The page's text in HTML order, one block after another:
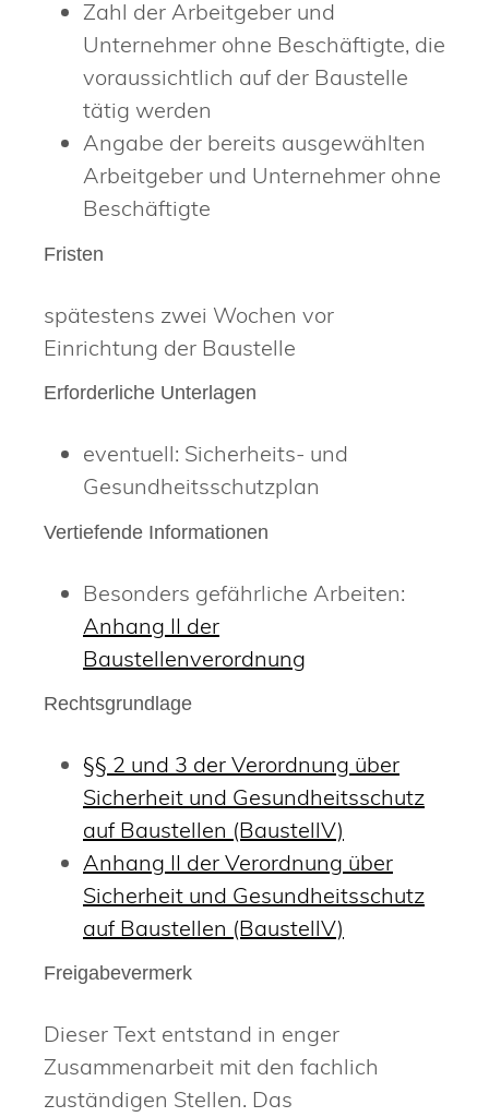
Zahl der Arbeitgeber und
Unternehmer ohne Beschäftigte, die
voraussichtlich auf der Baustelle
tätig werden
Angabe der bereits ausgewählten
Arbeitgeber und Unternehmer ohne
Beschäftigte
Fristen
spätestens zwei Wochen vor
Einrichtung der Baustelle
Erforderliche Unterlagen
eventuell: Sicherheits- und
Gesundheitsschutzplan
Vertiefende Informationen
Besonders gefährliche Arbeiten:
Anhang II der
Baustellenverordnung
Rechtsgrundlage
§§ 2 und 3 der Verordnung über
Sicherheit und Gesundheitsschutz
auf Baustellen (BaustellV)
Anhang II der Verordnung über
Sicherheit und Gesundheitsschutz
auf Baustellen (BaustellV)
Freigabevermerk
Dieser Text entstand in enger
Zusammenarbeit mit den fachlich
zuständigen Stellen. Das